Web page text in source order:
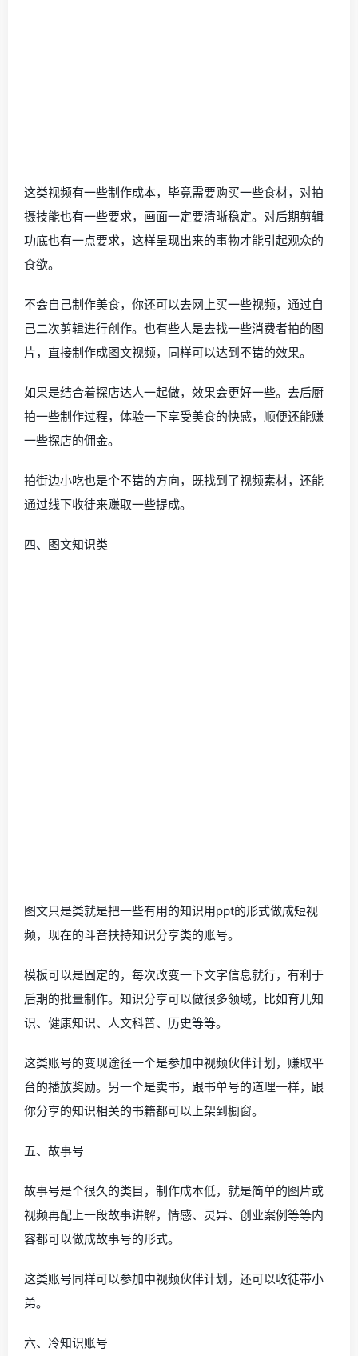
这类视频有一些制作成本，毕竟需要购买一些食材，对拍
摄技能也有一些要求，画面一定要清晰稳定。对后期剪辑
功底也有一点要求，这样呈现出来的事物才能引起观众的
食欲。
不会自己制作美食，你还可以去网上买一些视频，通过自
己二次剪辑进行创作。也有些人是去找一些消费者拍的图
片，直接制作成图文视频，同样可以达到不错的效果。
如果是结合着探店达人一起做，效果会更好一些。去后厨
拍一些制作过程，体验一下享受美食的快感，顺便还能赚
一些探店的佣金。
拍街边小吃也是个不错的方向，既找到了视频素材，还能
通过线下收徒来赚取一些提成。
四、图文知识类
​图文只是类就是把一些有用的知识用ppt的形式做成短视
频，现在的斗音扶持知识分享类的账号。
模板可以是固定的，每次改变一下文字信息就行，有利于
后期的批量制作。知识分享可以做很多领域，比如育儿知
识、健康知识、人文科普、历史等等。
这类账号的变现途径一个是参加中视频伙伴计划，赚取平
台的播放奖励。另一个是卖书，跟书单号的道理一样，跟
你分享的知识相关的书籍都可以上架到橱窗。
五、故事号
故事号是个很久的类目，制作成本低，就是简单的图片或
视频再配上一段故事讲解，情感、灵异、创业案例等等内
容都可以做成故事号的形式。
这类账号同样可以参加中视频伙伴计划，还可以收徒带小
弟。
六、冷知识账号